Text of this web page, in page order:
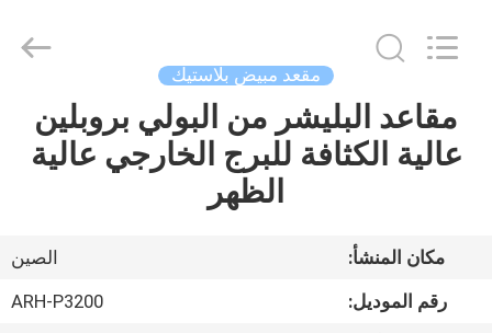
منزل،
بيت
معلومات
Commercial
Co.,Ltd.
مقعد مبيض بلاستيك
مقاعد البليشر من البولي بروبلين
عالية الكثافة للبرج الخارجي عالية
الظهر
مكان المنشأ:
الصين
رقم الموديل:
ARH-P3200